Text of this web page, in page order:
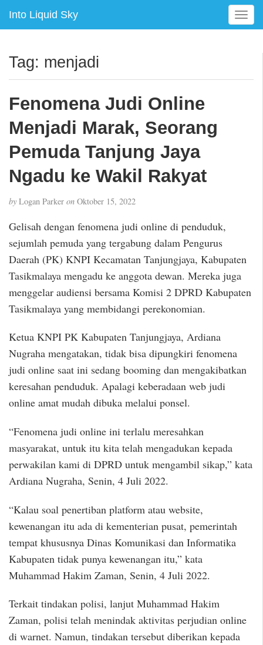
Into Liquid Sky
T
o
e
Tag: menjadi
Fenomena Judi Online
Menjadi Marak, Seorang
Pemuda Tanjung Jaya
Ngadu ke Wakil Rakyat
by Logan Parker on Oktober 15, 2022
Gelisah dengan fenomena judi online di penduduk,
sejumlah pemuda yang tergabung dalam Pengurus
Daerah (PK) KNPI Kecamatan Tanjungjaya, Kabupaten
Tasikmalaya mengadu ke anggota dewan. Mereka juga
menggelar audiensi bersama Komisi 2 DPRD Kabupaten
Tasikmalaya yang membidangi perekonomian.
Ketua KNPI PK Kabupaten Tanjungjaya, Ardiana
Nugraha mengatakan, tidak bisa dipungkiri fenomena
judi online saat ini sedang booming dan mengakibatkan
keresahan penduduk. Apalagi keberadaan web judi
online amat mudah dibuka melalui ponsel.
“Fenomena judi online ini terlalu meresahkan
masyarakat, untuk itu kita telah mengadukan kepada
perwakilan kami di DPRD untuk mengambil sikap,” kata
Ardiana Nugraha, Senin, 4 Juli 2022.
“Kalau soal penertiban platform atau website,
kewenangan itu ada di kementerian pusat, pemerintah
tempat khususnya Dinas Komunikasi dan Informatika
Kabupaten tidak punya kewenangan itu,” kata
Muhammad Hakim Zaman, Senin, 4 Juli 2022.
Terkait tindakan polisi, lanjut Muhammad Hakim
Zaman, polisi telah menindak aktivitas perjudian online
di warnet. Namun, tindakan tersebut diberikan kepada